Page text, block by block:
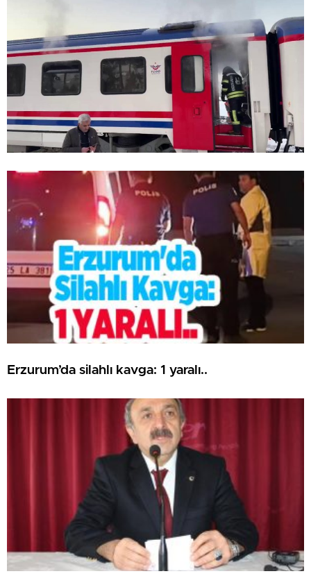
Erzurum’da silahlı kavga: 1 yaralı..